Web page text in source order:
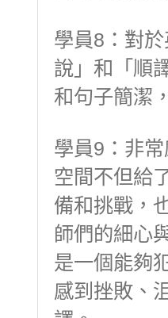
學員8：對
說」和「順
和句子簡潔
學員9：非
空間不但給
備和挑戰，
師們的細心
是一個能夠
感到挫敗、